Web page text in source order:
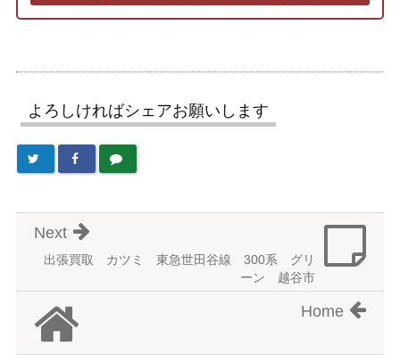
よろしければシェアお願いします
出張買取 カツミ 東急世田谷線 300系 グリ
ーン 越谷市
Next
Home